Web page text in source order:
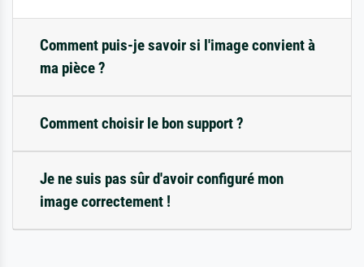
Comment puis-je savoir si l'image convient à
ma pièce ?
Comment choisir le bon support ?
Je ne suis pas sûr d'avoir configuré mon
image correctement !